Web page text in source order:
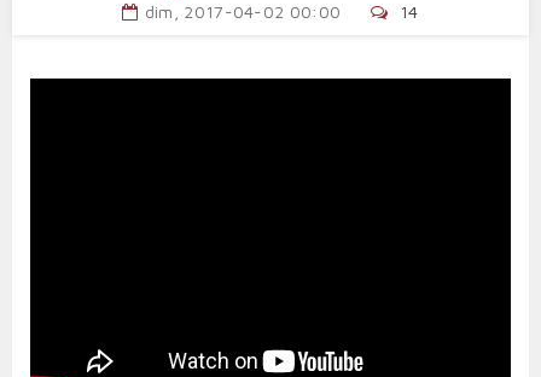
dim, 2017-04-02 00:00
14